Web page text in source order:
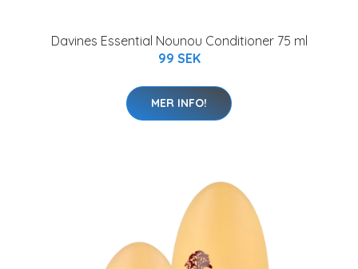
Davines Essential Nounou Conditioner 75 ml
99 SEK
MER INFO!